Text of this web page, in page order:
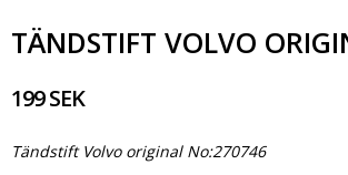
TÄNDSTIFT VOLVO
199 SEK
Tändstift Volvo original No:270746